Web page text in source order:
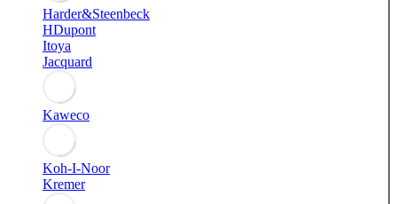
Harder&Steenbeck
HDupont
Itoya
Jacquard
Kaweco
Koh-I-Noor
Kremer